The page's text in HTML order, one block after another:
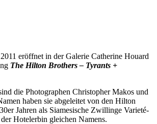
eröffnet in der Galerie Catherine Houard
The Hilton Brothers – Tyrants +
die Photographen Christopher Makos und
haben sie abgeleitet von den Hilton
Jahren als Siamesische Zwillinge Varieté-
Hotelerbin gleichen Namens.